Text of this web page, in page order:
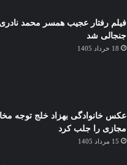
فیلم رفتار عجیب همسر محمد
جنجالی شد
18 خرداد 1405
عکس خانوادگی بهزاد خلج توجه
مجازی را جلب کرد
15 مرداد 1405